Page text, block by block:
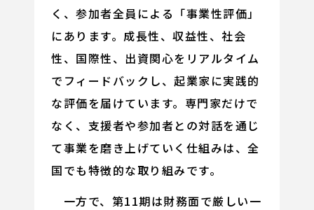
く、参加者全員による「事業性評価」
にあります。成長性、収益性、社会
性、国際性、出資関心をリアルタイム
でフィードバックし、起業家に実践的
な評価を届けています。専門家だけで
なく、支援者や参加者との対話を通じ
て事業を磨き上げていく仕組みは、全
国でも特徴的な取り組みです。
一方で、第11期は財務面で厳しい一